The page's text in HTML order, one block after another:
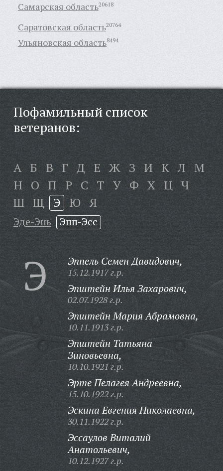
Самарская область20618
Саратовская область20764
Ульяновская область8494
Пофамильный список
ветеранов:
А Б В Г Д Е Ж З И К Л М
Н О П Р С Т У Ф Х Ц Ч
Ш Щ Э Ю Я
Эде-Энь Эпп-Эсс
Э Эппель Семен Давидович,
15.12.1917 г.р.
Эпштейн Илья Захарович,
02.07.1928 г.р.
Эпштейн Мария Абрамовна,
10.11.1913 г.р.
Эпштейн Татьяна
Зиновьевна,
10.10.1921 г.р.
Эрте Пелагея Андреевна,
15.10.1922 г.р.
Эскина Евгения Николаевна,
30.11.1922 г.р.
Эссаулов Виталий
Анатольевич,
10.12.1927 г.р.